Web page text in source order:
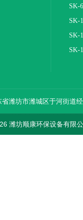
SK-
SK-
装置
SK-
报价
SK-
潍坊顺康环保设备有限